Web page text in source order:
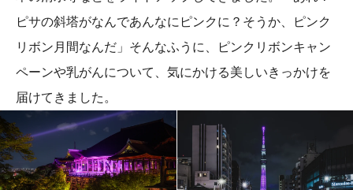
ピサの斜塔がなんであんなにピンクに？そうか、ピンク
リボン月間なんだ」そんなふうに、ピンクリボンキャン
ペーンや乳がんについて、気にかける美しいきっかけを
届けてきました。